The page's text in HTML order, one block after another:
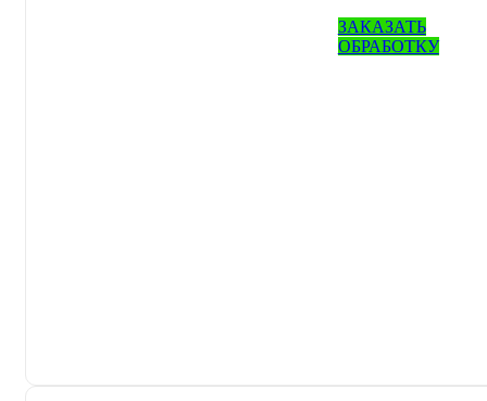
ЗАКАЗАТЬ
ОБРАБОТКУ